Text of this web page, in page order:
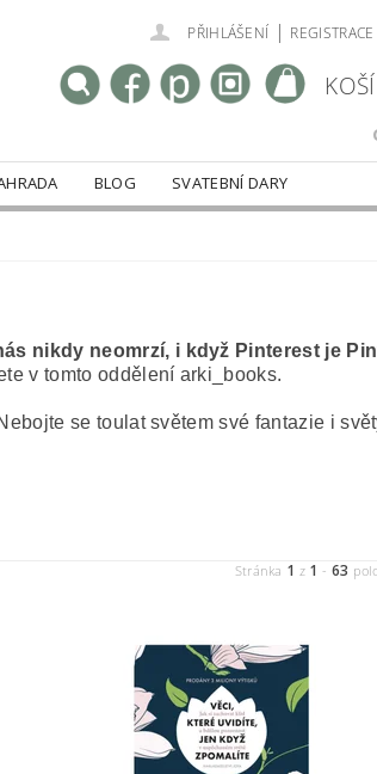
PŘIHLÁŠENÍ | REGISTRACE
BLOG
SVATEBNÍ DARY
nikdy neomrzí, i když Pinterest je
v tomto oddělení arki_books.
se toulat světem své fantazie i
Stránka 1 z 1 - 63